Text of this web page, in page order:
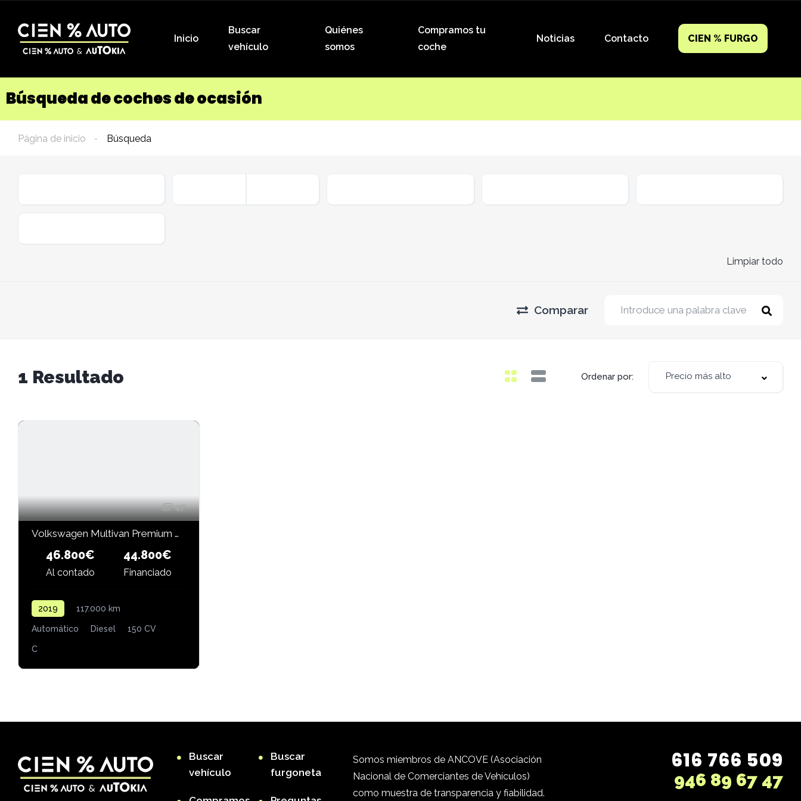
Inicio
Buscar
vehículo
Quiénes
somos
Compramos tu
coche
Noticias Contacto CIEN % FURGO
Búsqueda de coches de ocasión
Página de inicio Búsqueda
Limpiar todo
Comparar
1 Resultado Ordenar por: Precio más alto
47
Volkswagen Multivan Premium Corto 2.0 TDI 150 CV BMT DSG
46.800€
Al contado
44.800€
Financiado
2019 117.000 km
Automático Diesel 150 CV
C
Buscar
vehículo
Buscar
furgoneta
Somos miembros de ANCOVE (Asociación
Nacional de Comerciantes de Vehículos)
como muestra de transparencia y fiabilidad.
616 766 509
946 89 67 47